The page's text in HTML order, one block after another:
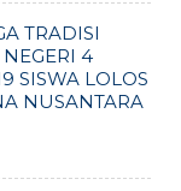
TRADISI
4
SISWA LOLOS
NUSANTARA